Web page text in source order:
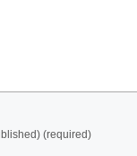
(required)